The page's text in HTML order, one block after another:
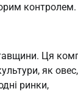
контролем.
Ця
як овес,
ринки,